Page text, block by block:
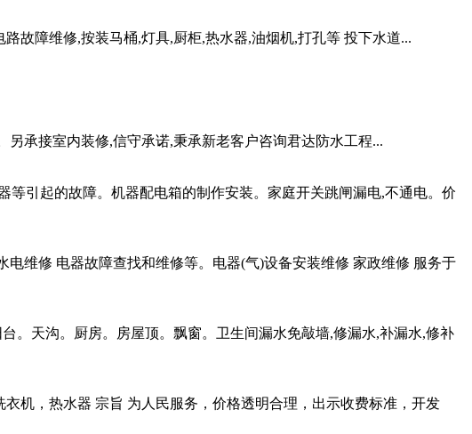
故障维修,按装马桶,灯具,厨柜,热水器,油烟机,打孔等 投下水道...
承接室内装修,信守承诺,秉承新老客户咨询君达防水工程...
引起的故障。机器配电箱的制作安装。家庭开关跳闸漏电,不通电。价
维修 电器故障查找和维修等。电器(气)设备安装维修 家政维修 服务于
。天沟。厨房。房屋顶。飘窗。卫生间漏水免敲墙,修漏水,补漏水,修补
机，热水器 宗旨 为人民服务，价格透明合理，出示收费标准，开发